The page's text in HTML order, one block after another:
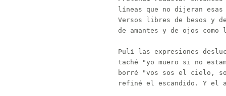
líneas que no dijeran esas
Versos libres de besos y
de amantes y de ojos como
Pulí las expresiones
taché "yo muero si no
borré "vos sos el cielo,
refiné el escandido. Y el